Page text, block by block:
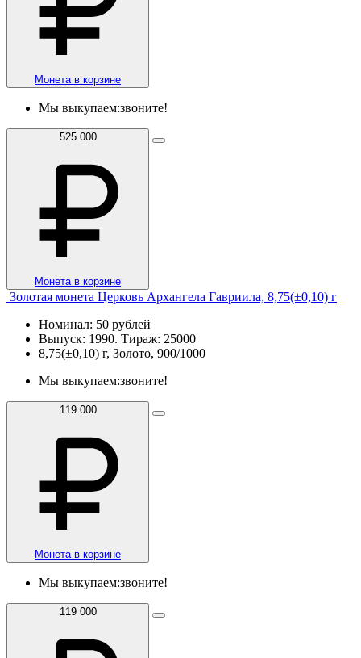
Монета в корзине
Мы выкупаем:звоните!
525 000
Монета в корзине
Золотая монета Церковь Архангела Гавриила, 8,75(±0,10) г
Номинал: 50 рублей
Выпуск: 1990. Тираж: 25000
8,75(±0,10) г, Золото, 900/1000
Мы выкупаем:звоните!
119 000
Монета в корзине
Мы выкупаем:звоните!
119 000